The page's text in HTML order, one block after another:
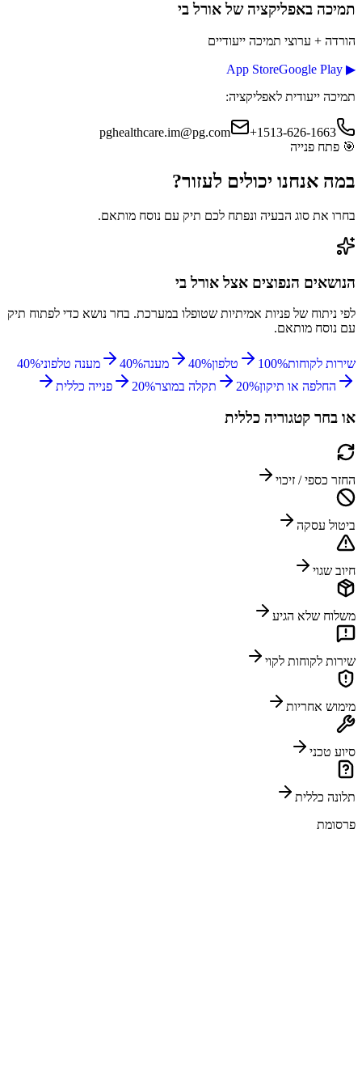
תמיכה באפליקציה של אורל בי
הורדה + ערוצי תמיכה ייעודיים
▶
Google Play
App Store
תמיכה ייעודית לאפליקציה:
+1513-626-1663
pghealthcare.im@pg.com
🎯 פתח פנייה
במה אנחנו יכולים לעזור?
בחרו את סוג הבעיה ונפתח לכם תיק עם נוסח מותאם.
הנושאים הנפוצים אצלאורל בי
לפי ניתוח של פניות אמיתיות שטופלו במערכת. בחר נושא כדי לפתוח תיק
עם נוסח מותאם.
שירות לקוחות 100% טלפון 40% מענה 40% מענה טלפוני 40%
החלפה או תיקון
20% תקלה במוצר 20% פנייה כללית
או בחר קטגוריה כללית
החזר כספי / זיכוי
ביטול עסקה
חיוב שגוי
משלוח שלא הגיע
שירות לקוחות לקוי
מימוש אחריות
סיוע טכני
תלונה כללית
פרסומת